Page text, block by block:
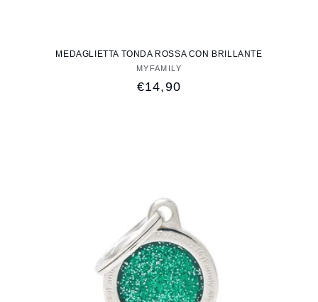
MEDAGLIETTA TONDA ROSSA CON BRILLANTE
Fornitore:
MYFAMILY
Prezzo
€14,90